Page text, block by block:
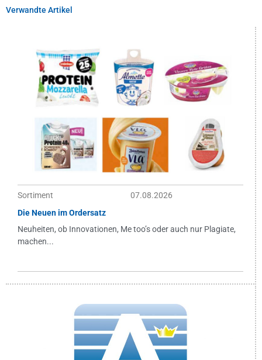
Verwandte Artikel
Sortiment
07.08.2026
Die Neuen im Ordersatz
Neuheiten, ob Innovationen, Me too’s oder auch nur Plagiate,
machen...